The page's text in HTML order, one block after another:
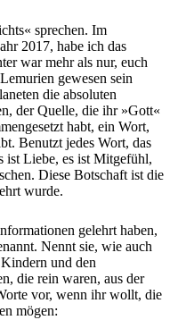
sprechen. Im
2017, habe ich das
war mehr als nur, euch
gewesen sein
die absoluten
der Quelle, die ihr »Gott«
habt, ein Wort,
Benutzt jedes Wort, das
ist Liebe, es ist Mitgefühl,
Diese Botschaft ist die
wurde.
gelehrt haben,
Nennt sie, wie auch
und den
die rein waren, aus der
vor, wenn ihr wollt, die
mögen: